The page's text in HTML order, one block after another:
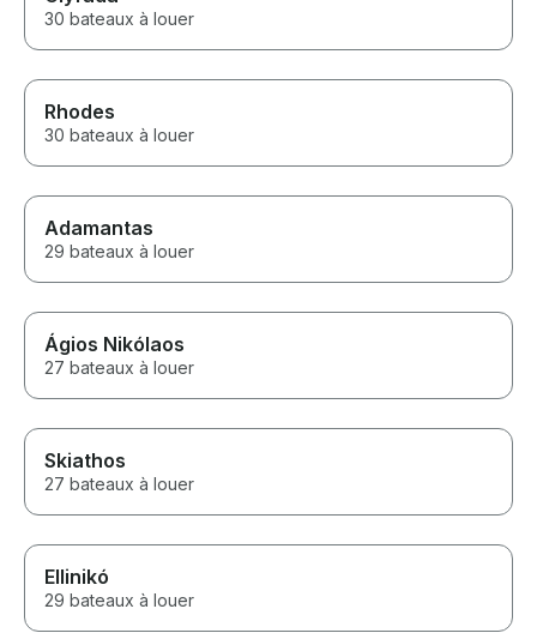
30 bateaux à louer
Rhodes
30 bateaux à louer
Adamantas
29 bateaux à louer
Ágios Nikólaos
27 bateaux à louer
Skiathos
27 bateaux à louer
Ellinikó
29 bateaux à louer